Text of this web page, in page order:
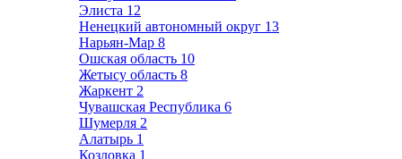
Элиста 12
Ненецкий автономный округ 13
Нарьян-Мар 8
Ошская область 10
Жетысу область 8
Жаркент 2
Чувашская Республика 6
Шумерля 2
Алатырь 1
Козловка 1